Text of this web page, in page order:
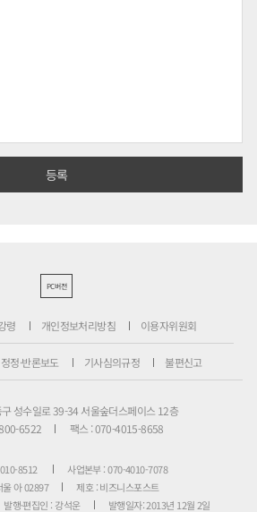
PC버전
령 개인정보처리방침 이용자위원회
정정·반론보도 기사심의규정 불편신고
성수일로 39-34 서울숲더스페이스 12층
6522
팩스 : 070-4015-8658
8512
사업본부 : 070-4010-7078
울 아 02897
제호 : 비즈니스포스트
발행·편집인 : 강석운 발행일자: 2013년 12월 2일